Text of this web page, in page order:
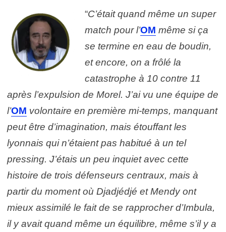
“C’était quand même un super
match pour l’OM même si ça
se termine en eau de boudin,
et encore, on a frôlé la
catastrophe à 10 contre 11
après l’expulsion de Morel. J’ai vu une équipe de
l’OM volontaire en première mi-temps, manquant
peut être d’imagination, mais étouffant les
lyonnais qui n’étaient pas habitué à un tel
pressing. J’étais un peu inquiet avec cette
histoire de trois défenseurs centraux, mais à
partir du moment où Djadjédjé et Mendy ont
mieux assimilé le fait de se rapprocher d’Imbula,
il y avait quand même un équilibre, même s’il y a